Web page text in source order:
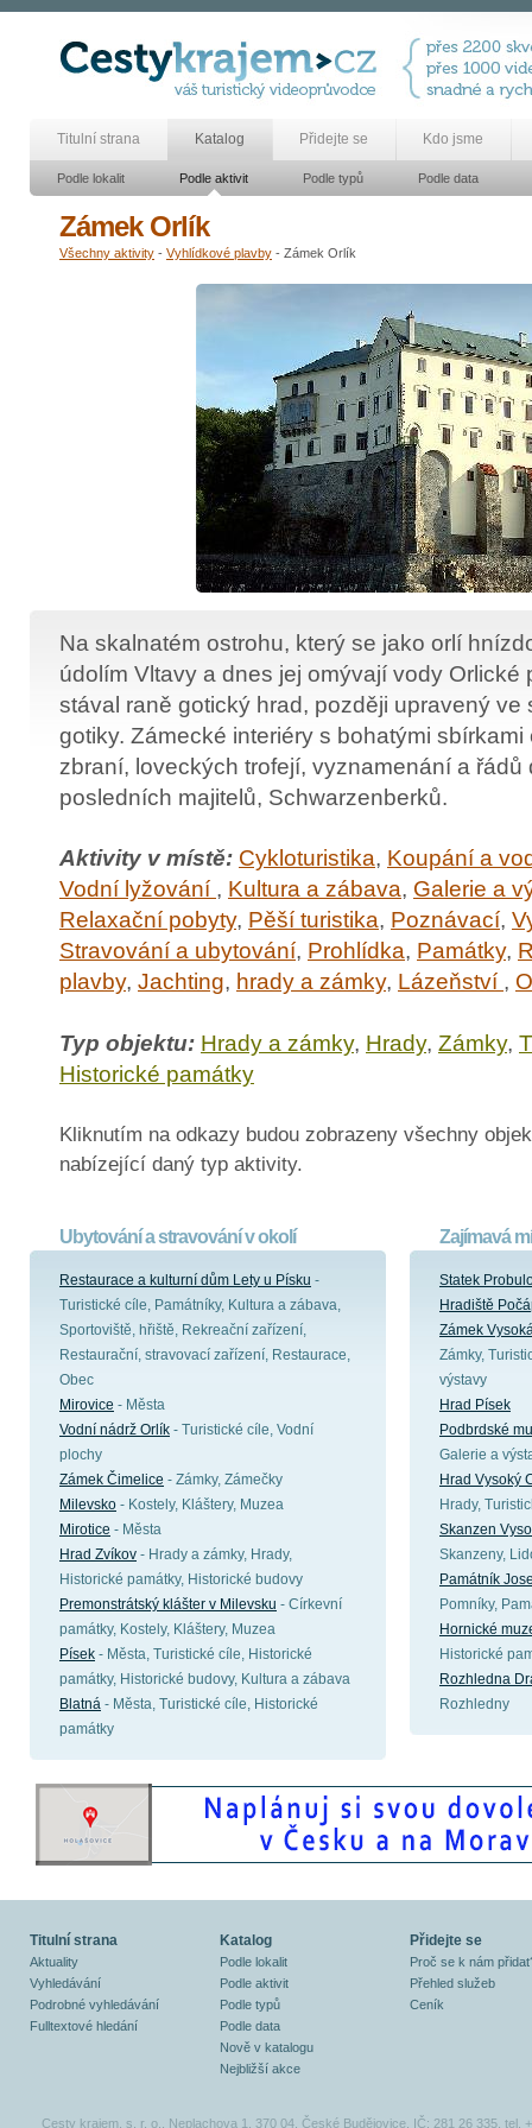
Titulní strana Katalog Přidejte se Kdo jsme
Podle lokalit Podle aktivit Podle typů Podle data
Zámek Orlík
Všechny aktivity - Vyhlídkové plavby - Zámek Orlík
Na skalnatém ostrohu, který se jako orlí
údolím Vltavy a dnes jej omývají vody Orlické
stával raně gotický hrad, později upravený ve
gotiky. Zámecké interiéry s bohatými
zbraní, loveckých trofejí, vyznamenání a řádů
posledních majitelů, Schwarzenberků.
Aktivity v místě: Cykloturistika, Koupání a
Vodní lyžování , Kultura a zábava, Galerie a
Relaxační pobyty, Pěší turistika, Poznávací,
Stravování a ubytování, Prohlídka, Památky,
plavby, Jachting, hrady a zámky, Lázeňství ,
Typ objektu: Hrady a zámky, Hrady, Zámky,
Historické památky
Kliknutím na odkazy budou zobrazeny všechny
nabízející daný typ aktivity.
Ubytování a stravování v okolí
Restaurace a kulturní dům Lety u Písku -
Turistické cíle, Památníky, Kultura a zábava,
Sportoviště, hřiště, Rekreační zařízení,
Restaurační, stravovací zařízení, Restaurace,
Obec
Mirovice - Města
Vodní nádrž Orlík - Turistické cíle, Vodní
plochy
Zámek Čimelice - Zámky, Zámečky
Milevsko - Kostely, Kláštery, Muzea
Mirotice - Města
Hrad Zvíkov - Hrady a zámky, Hrady,
Historické památky, Historické budovy
Premonstrátský klášter v Milevsku - Církevní
památky, Kostely, Kláštery, Muzea
Písek - Města, Turistické cíle, Historické
památky, Historické budovy, Kultura a zábava
Blatná - Města, Turistické cíle, Historické
památky
Zajímavá
Statek
Hradiště
Zámek
Zámky,
výstavy
Hrad Písek
Podbrdské
Galerie a
Hrad Vysoký
Hrady,
Skanzen
Skanzeny,
Památník
Pomníky,
Hornické
Historické
Rozhledna
Rozhledny
Titulní strana
Aktuality
Vyhledávání
Podrobné vyhledávání
Fulltextové hledání
Katalog
Podle lokalit
Podle aktivit
Podle typů
Podle data
Nově v katalogu
Nejbližší akce
Přidejte se
Proč se k nám
Přehled služeb
Ceník
Cesty krajem, s. r. o., Neplachova 1, 370 04, České Budějovice, IČ: 281 26 335, tel.